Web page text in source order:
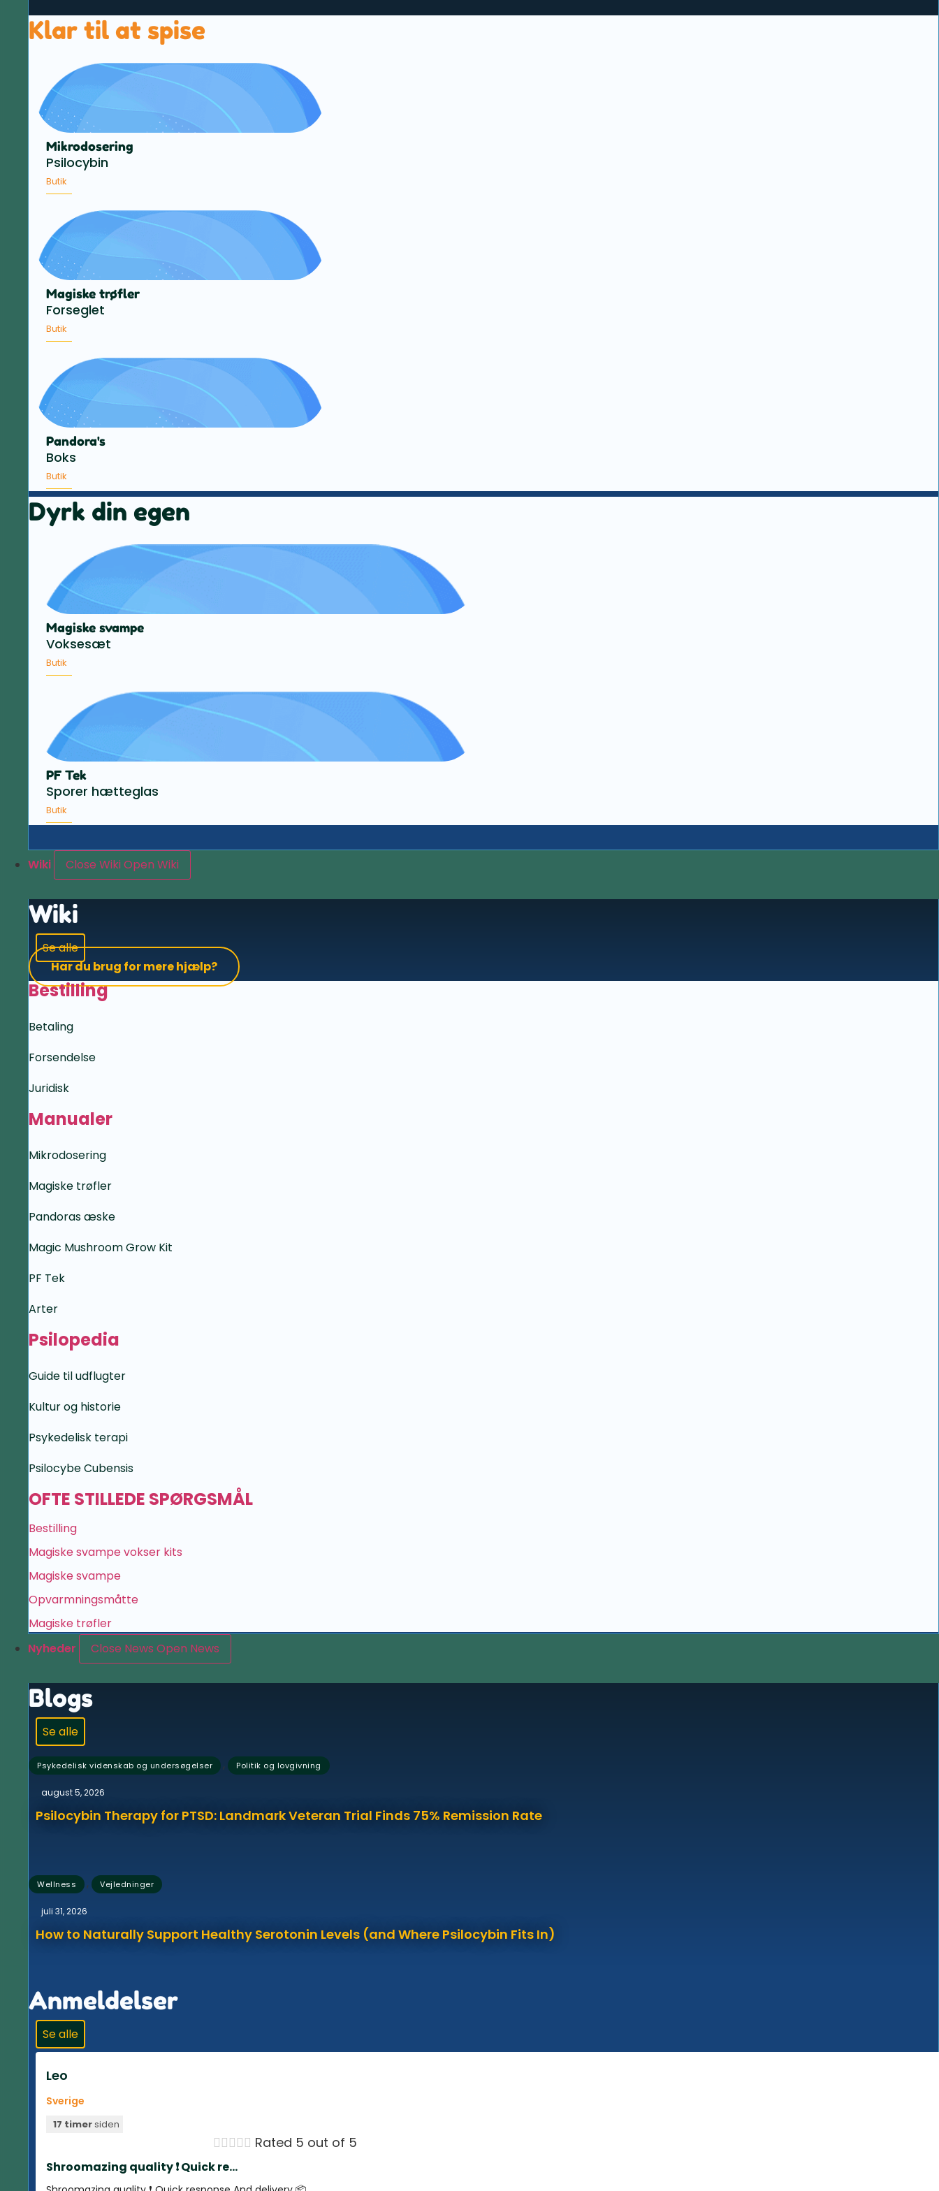
Klar til at spise
Mikrodosering
Psilocybin
Butik
Magiske trøfler
Forseglet
Butik
Pandora's
Boks
Butik
Dyrk din egen
Magiske svampe
Voksesæt
Butik
PF Tek
Sporer hætteglas
Butik
Wiki Close WikiOpen Wiki
Wiki
Se alle
Har du brug for mere hjælp?
Bestilling
Betaling
Forsendelse
Juridisk
Manualer
Mikrodosering
Magiske trøfler
Pandoras æske
Magic Mushroom Grow Kit
PF Tek
Arter
Psilopedia
Guide til udflugter
Kultur og historie
Psykedelisk terapi
Psilocybe Cubensis
OFTE STILLEDE SPØRGSMÅL
Bestilling
Magiske svampe vokser kits
Magiske svampe
Opvarmningsmåtte
Magiske trøfler
Nyheder
Close News Open News
Blogs
Se alle
Psykedelisk videnskab og undersøgelser , Politik og lovgivning
august 5, 2026
Psilocybin Therapy for PTSD: Landmark Veteran Trial Finds 75% Remission Rate
Wellness , Vejledninger
juli 31, 2026
How to Naturally Support Healthy Serotonin Levels (and Where Psilocybin Fits In)
Anmeldelser
Se alle
Leo
Sverige
17 timersiden
 Rated 5 out of 5
Shroomazing quality ❗️ Quick re...